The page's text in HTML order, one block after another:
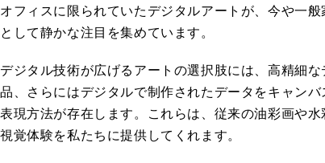
オフィスに限られていたデジタルアートが、今や一
として静かな注目を集めています。
デジタル技術が広げるアートの選択肢には、高精細
品、さらにはデジタルで制作されたデータをキャン
表現方法が存在します。これらは、従来の油彩画や
視覚体験を私たちに提供してくれます。